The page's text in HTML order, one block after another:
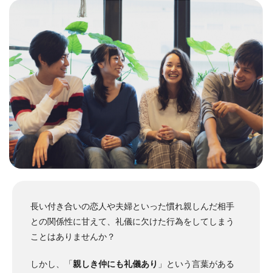
長い付き合いの恋人や夫婦といった慣れ親しんだ相手
との関係性に甘えて、礼儀に欠けた行為をしてしまう
ことはありませんか？
しかし、「親しき仲にも礼儀あり 」という言葉がある